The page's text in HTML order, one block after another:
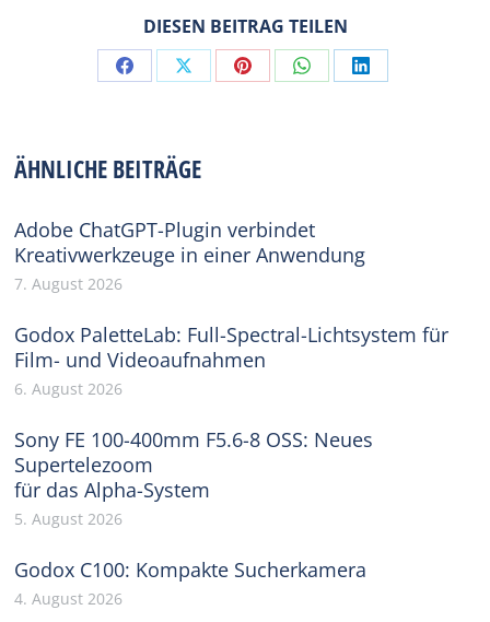
DIESEN BEITRAG TEILEN
Share Share Share Share Share
ÄHNLICHE BEITRÄGE
Adobe ChatGPT-Plugin verbindet
Kreativwerkzeuge in einer Anwendung
7. August 2026
Godox PaletteLab: Full-Spectral-Lichtsystem für
Film- und Videoaufnahmen
6. August 2026
Sony FE 100-400mm F5.6-8 OSS: Neues
Supertelezoom
für das Alpha-System
5. August 2026
Godox C100: Kompakte Sucherkamera
4. August 2026